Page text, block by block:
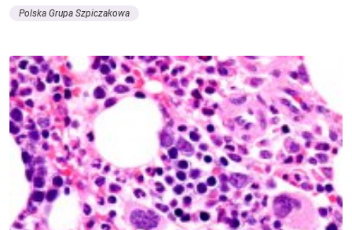
Polska Grupa Szpiczakowa